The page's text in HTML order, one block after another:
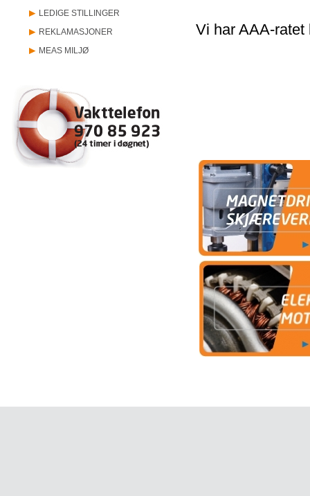
LEDIGE STILLINGER
REKLAMASJONER
MEAS MILJØ
Vi har AAA-